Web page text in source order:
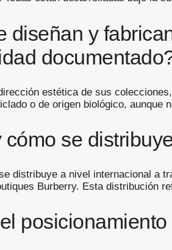
diseñan y
estética de sus
o de origen biológico, aunque
se
distribuye a nivel internacional a
Burberry. Esta distribución